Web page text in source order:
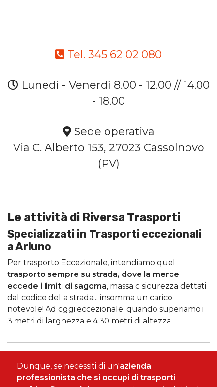
Tel. 345 62 02 080
Lunedì - Venerdì 8.00 - 12.00 // 14.00
- 18.00
Sede operativa
Via C. Alberto 153, 27023 Cassolnovo
(PV)
Le attività di Riversa Trasporti
Specializzati in Trasporti eccezionali
a Arluno
Per trasporto Eccezionale, intendiamo quel
trasporto sempre su strada, dove la merce
eccede i limiti di sagoma, massa o sicurezza dettati
dal codice della strada... insomma un carico
notevole! Ad oggi eccezionale, quando superiamo i
3 metri di larghezza e 4.30 metri di altezza.
Dunque, se necessiti di un'azienda
professionista che si occupi di trasporti